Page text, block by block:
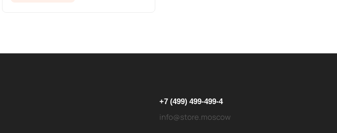
+7 (499) 499-499-4
info@store.moscow